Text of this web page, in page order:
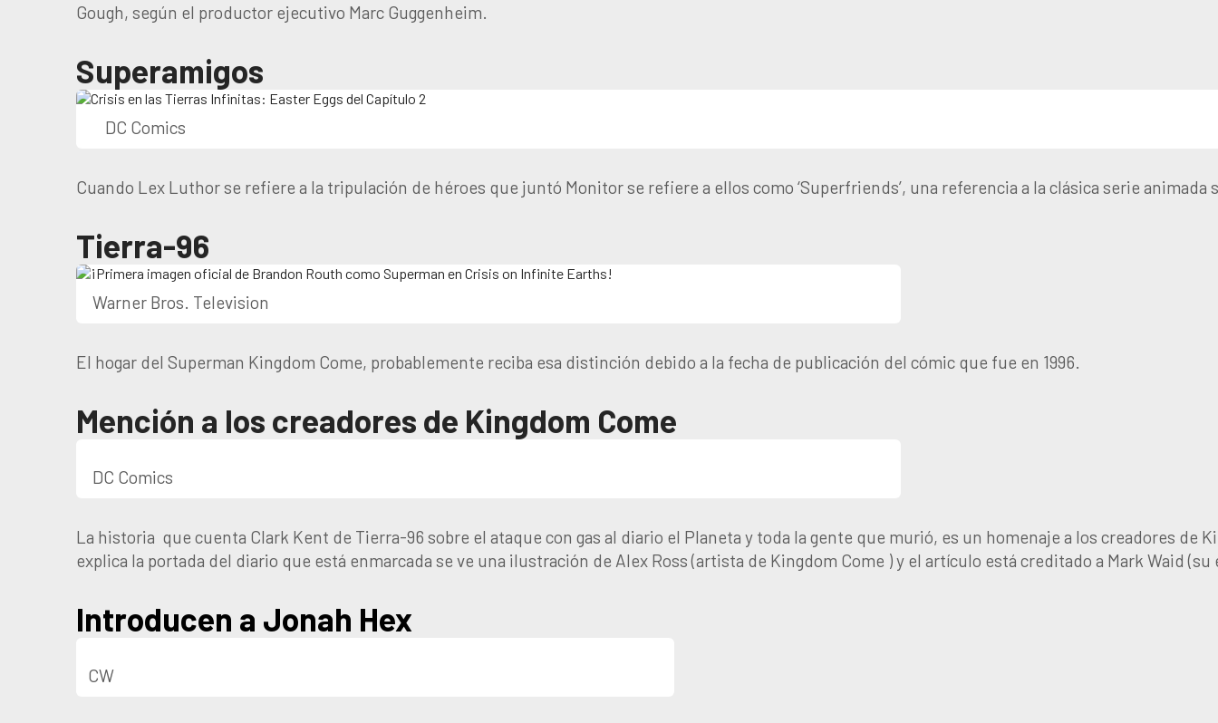
Gough, según el productor ejecutivo Marc Guggenheim.
Superamigos
DC Comics
Cuando Lex Luthor se refiere a la tripulación de héroes que juntó Monitor se refiere a ellos como ‘Superfriends’, una referencia a la clásica serie animada
Tierra-96
Warner Bros. Television
El hogar del Superman Kingdom Come, probablemente reciba esa distinción debido a la fecha de publicación del cómic que fue en 1996.
Mención a los creadores de Kingdom Come
DC Comics
La historia que cuenta Clark Kent de Tierra-96 sobre el ataque con gas al diario el Planeta y toda la gente que murió, es un homenaje a los creadores de
explica la portada del diario que está enmarcada se ve una ilustración de Alex Ross (artista de Kingdom Come ) y el artículo está creditado a Mark Waid
Introducen a Jonah Hex
CW